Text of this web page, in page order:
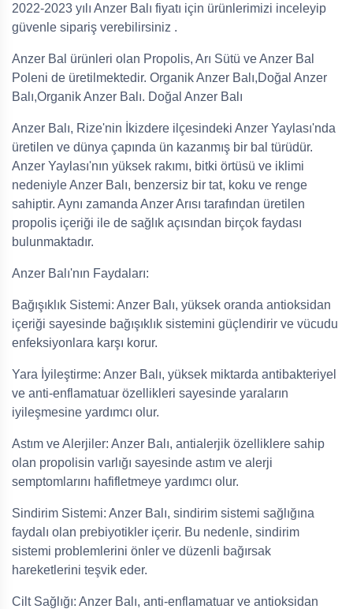
2022-2023 yılı Anzer Balı fiyatı için ürünlerimizi inceleyip
güvenle sipariş verebilirsiniz .
Anzer Bal ürünleri olan Propolis, Arı Sütü ve Anzer Bal
Poleni de üretilmektedir. Organik Anzer Balı,Doğal Anzer
Balı,Organik Anzer Balı. Doğal Anzer Balı
Anzer Balı, Rize'nin İkizdere ilçesindeki Anzer Yaylası'nda
üretilen ve dünya çapında ün kazanmış bir bal türüdür.
Anzer Yaylası'nın yüksek rakımı, bitki örtüsü ve iklimi
nedeniyle Anzer Balı, benzersiz bir tat, koku ve renge
sahiptir. Aynı zamanda Anzer Arısı tarafından üretilen
propolis içeriği ile de sağlık açısından birçok faydası
bulunmaktadır.
Anzer Balı'nın Faydaları:
Bağışıklık Sistemi: Anzer Balı, yüksek oranda antioksidan
içeriği sayesinde bağışıklık sistemini güçlendirir ve vücudu
enfeksiyonlara karşı korur.
Yara İyileştirme: Anzer Balı, yüksek miktarda antibakteriyel
ve anti-enflamatuar özellikleri sayesinde yaraların
iyileşmesine yardımcı olur.
Astım ve Alerjiler: Anzer Balı, antialerjik özelliklere sahip
olan propolisin varlığı sayesinde astım ve alerji
semptomlarını hafifletmeye yardımcı olur.
Sindirim Sistemi: Anzer Balı, sindirim sistemi sağlığına
faydalı olan prebiyotikler içerir. Bu nedenle, sindirim
sistemi problemlerini önler ve düzenli bağırsak
hareketlerini teşvik eder.
Cilt Sağlığı: Anzer Balı, anti-enflamatuar ve antioksidan